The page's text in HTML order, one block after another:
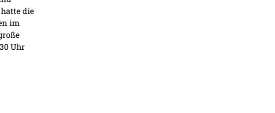
die
im
Uhr